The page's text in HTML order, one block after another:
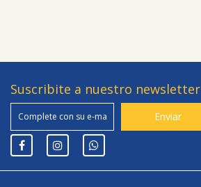
Suscribite a nuestro newsletter